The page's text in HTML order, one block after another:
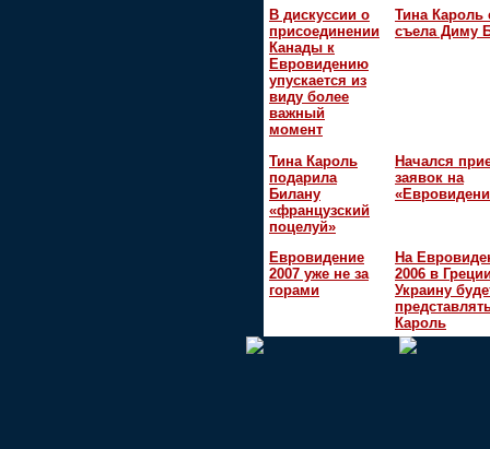
В дискуссии о
присоединении
Канады к
Евровидению
упускается из
виду более
важный
момент
Тина Кароль
съела Диму
Тина Кароль
подарила
Билану
«французский
поцелуй»
Начался
заявок на
Евровидение
2007 уже не за
горами
На
2006 в
Украину
Кароль